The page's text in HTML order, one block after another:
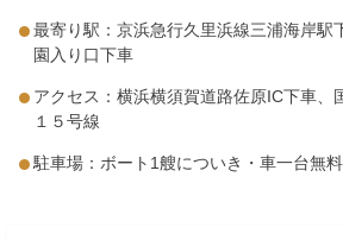
最寄り駅：京浜急行久里浜線三浦海岸駅
園入り口下車
アクセス：横浜横須賀道路佐原IC下車、
１５号線
駐車場：ボート1艘についき・車一台無